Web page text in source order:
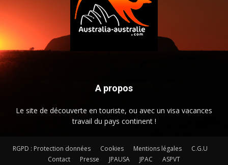
A propos
Le site de découverte en touriste, ou avec un visa vacances
travail du pays continent !
RGPD : Protection données Cookies Mentions légales
C.G.U
Contact
Presse JPAUSA JPAC ASPVT